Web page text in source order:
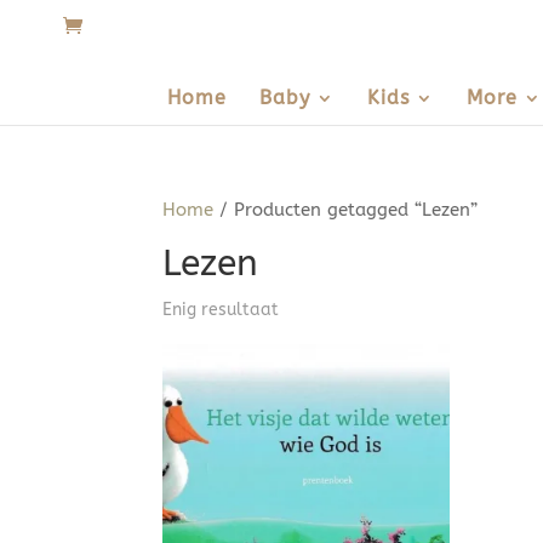
Home Baby Kids More
Home / Producten getagged “Lezen”
Lezen
Enig resultaat